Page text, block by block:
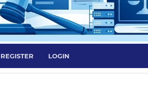
REGISTER LOGIN